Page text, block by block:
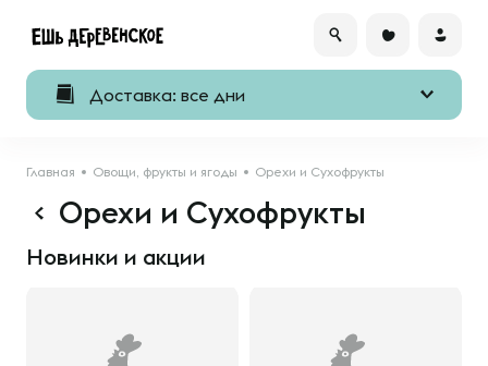
Доставка: все дни
Главная Овощи, фрукты и ягоды Орехи и Сухофрукты
Орехи и Сухофрукты
Новинки и акции